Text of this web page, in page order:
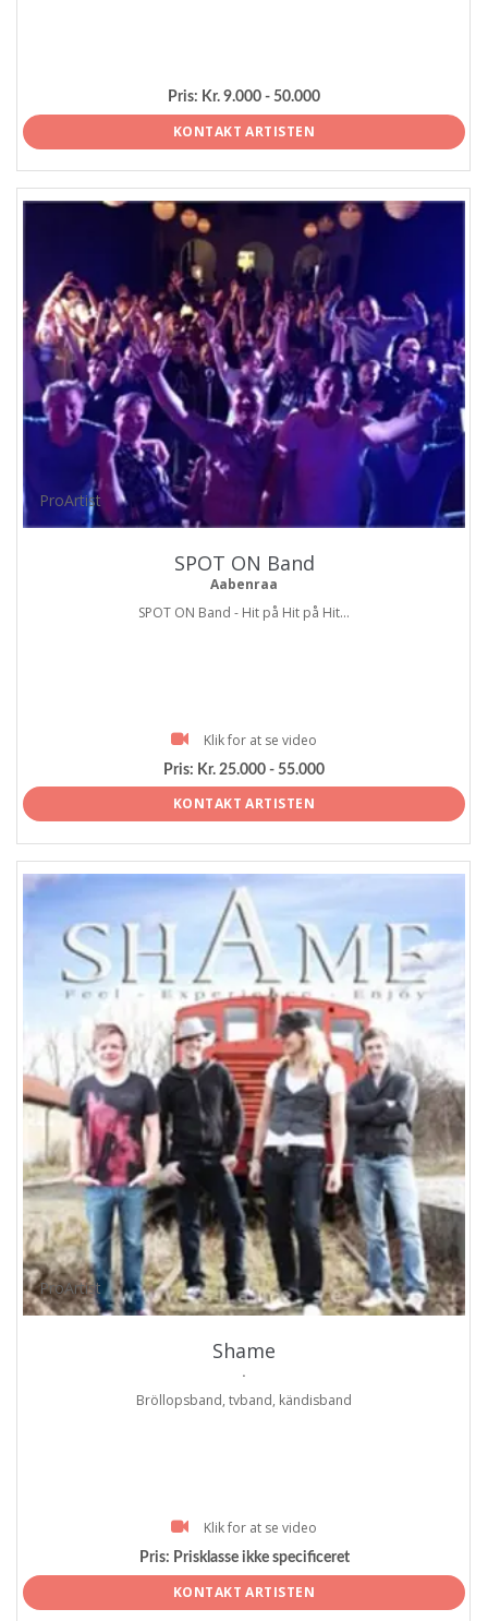
Pris: Kr. 9.000 - 50.000
KONTAKT ARTISTEN
ProArtist
SPOT ON Band
Aabenraa
SPOT ON Band - Hit på Hit på Hit...
Klik for at se video
Pris: Kr. 25.000 - 55.000
KONTAKT ARTISTEN
ProArtist
Shame
.
Bröllopsband, tvband, kändisband
Klik for at se video
Pris: Prisklasse ikke specificeret
KONTAKT ARTISTEN